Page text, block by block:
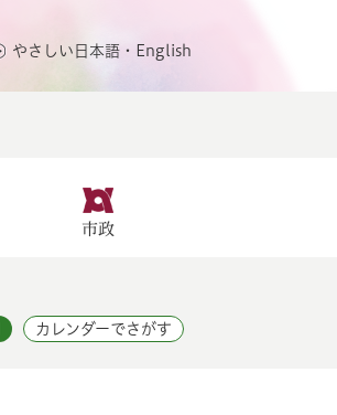
やさしい日本語・English
市政
カレンダーでさがす